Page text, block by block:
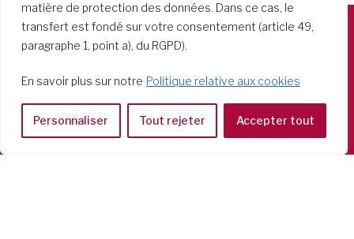
matière de protection des données. Dans ce cas, le
transfert est fondé sur votre consentement (article 49,
paragraphe 1, point a), du RGPD).
En savoir plus sur notre Politique relative aux cookies
Personnaliser Tout rejeter Accepter tout
Società del Sacro Cuore
Casa Generalizia
Tel: 06 58 23 03 32 or 06 58 20 31 17